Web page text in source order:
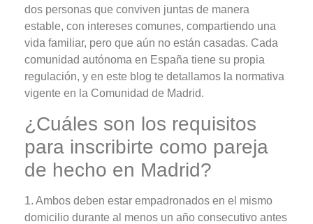
dos personas que conviven juntas de manera
estable, con intereses comunes, compartiendo una
vida familiar, pero que aún no están casadas. Cada
comunidad autónoma en España tiene su propia
regulación, y en este blog te detallamos la normativa
vigente en la Comunidad de Madrid.
¿Cuáles son los requisitos
para inscribirte como pareja
de hecho en Madrid?
1. Ambos deben estar empadronados en el mismo
domicilio durante al menos un año consecutivo antes